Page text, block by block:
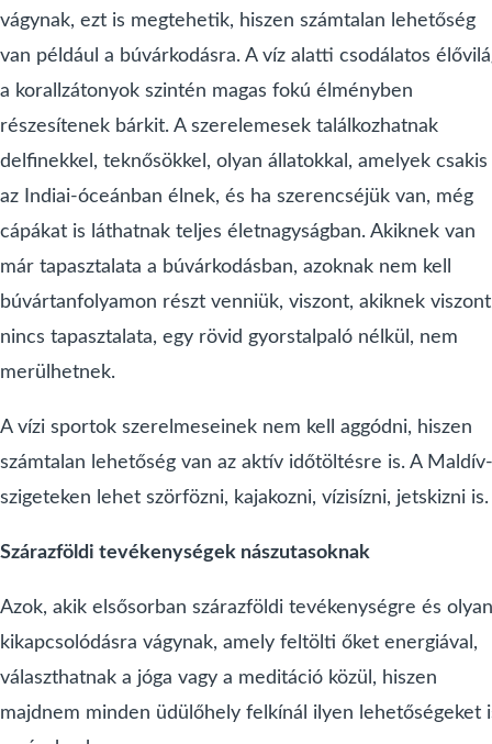
vágynak, ezt is megtehetik, hiszen számtalan lehetőség
van például a búvárkodásra. A víz alatti csodálatos
a korallzátonyok szintén magas fokú élményben
részesítenek bárkit. A szerelemesek találkozhatnak
delfinekkel, teknősökkel, olyan állatokkal, amelyek csakis
az Indiai-óceánban élnek, és ha szerencséjük van, még
cápákat is láthatnak teljes életnagyságban. Akiknek van
már tapasztalata a búvárkodásban, azoknak nem kell
búvártanfolyamon részt venniük, viszont, akiknek viszont
nincs tapasztalata, egy rövid gyorstalpaló nélkül, nem
merülhetnek.
A vízi sportok szerelmeseinek nem kell aggódni, hiszen
számtalan lehetőség van az aktív időtöltésre is. A Maldív-
szigeteken lehet szörfözni, kajakozni, vízisízni, jetskizni is.
Szárazföldi tevékenységek nászutasoknak
Azok, akik elsősorban szárazföldi tevékenységre és olyan
kikapcsolódásra vágynak, amely feltölti őket energiával,
választhatnak a jóga vagy a meditáció közül, hiszen
majdnem minden üdülőhely felkínál ilyen lehetőségeket